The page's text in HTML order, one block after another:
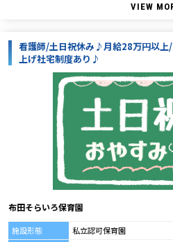
VIEW
看護師/土日祝休み♪月給28万円以上
上げ社宅制度あり♪
布田そらいろ保育園
施設形態
私立認可保育園